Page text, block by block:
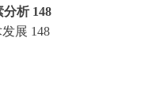
分析 148
展 148